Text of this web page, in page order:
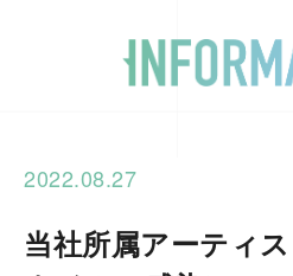
2022.08.27
当社所属アーティ